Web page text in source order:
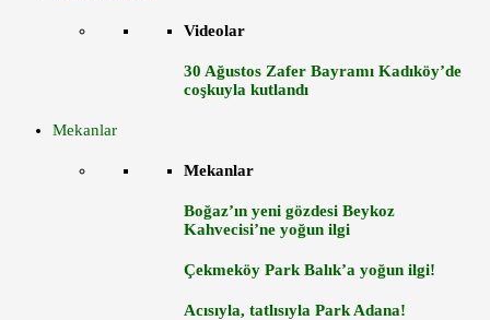
Videolar
30 Ağustos Zafer Bayramı Kadıköy’de
coşkuyla kutlandı
Mekanlar
Mekanlar
Boğaz’ın yeni gözdesi Beykoz
Kahvecisi’ne yoğun ilgi
Çekmeköy Park Balık’a yoğun ilgi!
Acısıyla, tatlısıyla Park Adana!